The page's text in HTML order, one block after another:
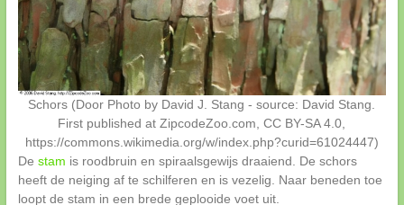
Schors (Door Photo by David J. Stang - source: David Stang.
First published at ZipcodeZoo.com, CC BY-SA 4.0,
https://commons.wikimedia.org/w/index.php?curid=61024447)
De stam is roodbruin en spiraalsgewijs draaiend. De schors
heeft de neiging af te schilferen en is vezelig. Naar beneden toe
loopt de stam in een brede geplooide voet uit.